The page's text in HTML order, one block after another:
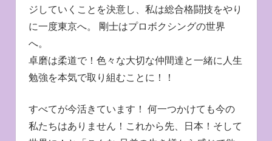
ジしていくことを決意し、私は総合格闘技をやり
に一度東京へ。 剛士はプロボクシングの世界
へ。
卓磨は柔道で！色々な大切な仲間達と一緒に人生
勉強を本気で取り組むことに！！
すべてが今活きています！ 何一つかけても今の
私たちはありません！これから先、日本！そして